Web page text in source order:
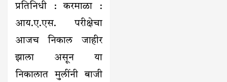
प्रतिनिधी : करमाळा :
आय.ए.एस. परीक्षेचा
आजच निकाल जाहीर
झाला असून या
निकालात मुलींनी बाजी